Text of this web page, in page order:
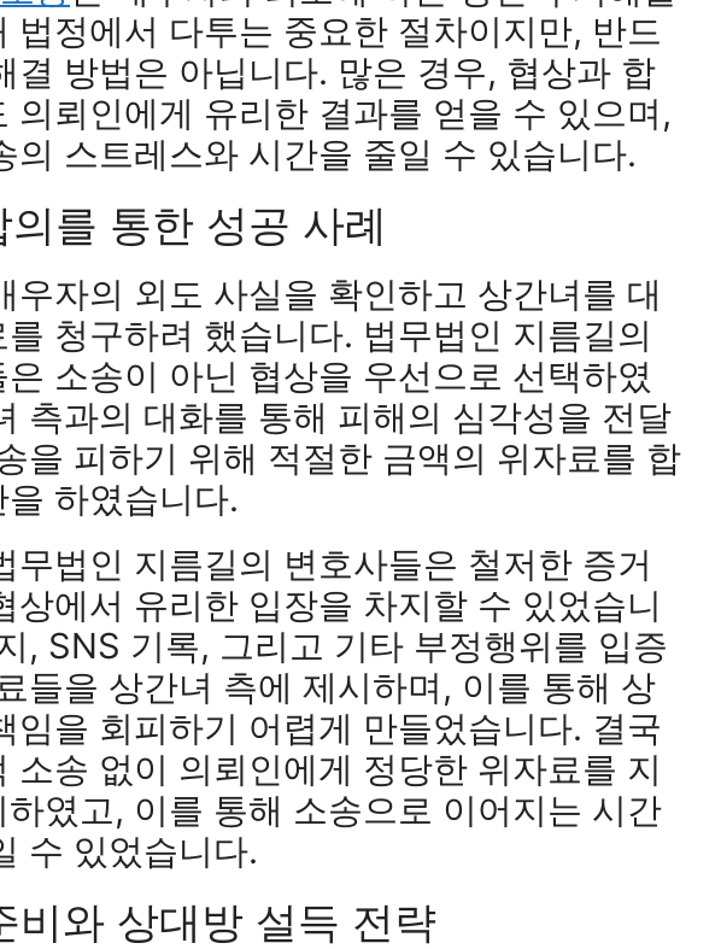
법정에서 다투는 중요한 절차이지만, 반드
결 방법은 아닙니다. 많은 경우, 협상과 합
의뢰인에게 유리한 결과를 얻을 수 있으며,
의 스트레스와 시간을 줄일 수 있습니다.
의를 통한 성공 사례
우자의 외도 사실을 확인하고 상간녀를 대
청구하려 했습니다. 법무법인 지름길의
소송이 아닌 협상을 우선으로 선택하였
측과의 대화를 통해 피해의 심각성을 전달
을 피하기 위해 적절한 금액의 위자료를 합
하였습니다.
무법인 지름길의 변호사들은 철저한 증거
상에서 유리한 입장을 차지할 수 있었습니
, SNS 기록, 그리고 기타 부정행위를 입증
들을 상간녀 측에 제시하며, 이를 통해 상
임을 회피하기 어렵게 만들었습니다. 결국
소송 없이 의뢰인에게 정당한 위자료를 지
였고, 이를 통해 소송으로 이어지는 시간
수 있었습니다.
비와 상대방 설득 전략